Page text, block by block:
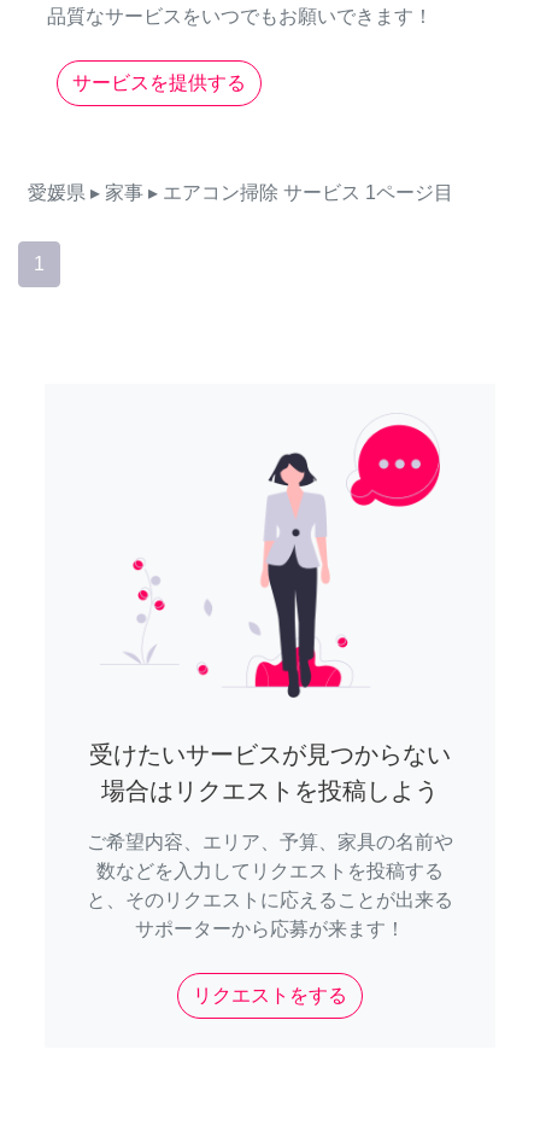
品質なサービスをいつでもお願いできます！
サービスを提供する
愛媛県 ▸ 家事 ▸ エアコン掃除 サービス 1ページ目
1
受けたいサービスが見つからない
場合はリクエストを投稿しよう
ご希望内容、エリア、予算、家具の名前や
数などを入力してリクエストを投稿する
と、そのリクエストに応えることが出来る
サポーターから応募が来ます！
リクエストをする